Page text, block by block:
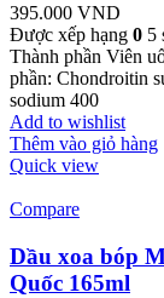
395.000 VND
Được xếp hạng 0 5
Thành phần Viên
phần: Chondroitin
sodium 400
Add to wishlist
Thêm vào giỏ hàng
Quick view
Compare
Dầu xoa bóp
Quốc 165ml